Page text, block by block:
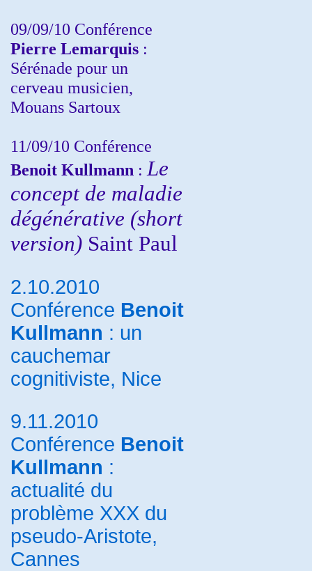
09/09/10 Conférence
Pierre Lemarquis :
Sérénade pour un
cerveau musicien,
Mouans Sartoux
11/09/10 Conférence
Benoit Kullmann : Le
concept de maladie
dégénérative (short
version) Saint Paul
2.10.2010
Conférence Benoit
Kullmann : un
cauchemar
cognitiviste, Nice
9.11.2010
Conférence Benoit
Kullmann :
actualité du
problème XXX du
pseudo-Aristote,
Cannes